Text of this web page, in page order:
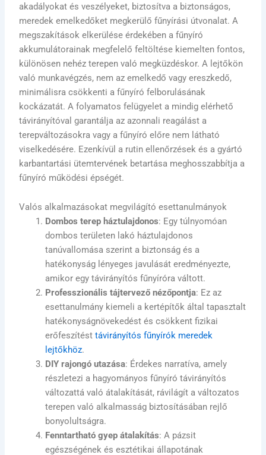
akadályokat és veszélyeket, biztosítva a biztonságos,
meredek emelkedőket megkerülő fűnyírási útvonalat. A
megszakítások elkerülése érdekében a fűnyíró
akkumulátorainak megfelelő feltöltése kiemelten fontos,
különösen nehéz terepen való megküzdéskor. A lejtőkön
való munkavégzés, nem az emelkedő vagy ereszkedő,
minimálisra csökkenti a fűnyíró felborulásának
kockázatát. A folyamatos felügyelet a mindig elérhető
távirányítóval garantálja az azonnali reagálást a
terepváltozásokra vagy a fűnyíró előre nem látható
viselkedésére. Ezenkívül a rutin ellenőrzések és a gyártó
karbantartási ütemtervének betartása meghosszabbítja a
fűnyíró működési épségét.
Valós alkalmazásokat megvilágító esettanulmányok
Dombos terep háztulajdonos: Egy túlnyomóan
dombos területen lakó háztulajdonos
tanúvallomása szerint a biztonság és a
hatékonyság lényeges javulását eredményezte,
amikor egy távirányítós fűnyíróra váltott.
Professzionális tájtervező nézőpontja: Ez az
esettanulmány kiemeli a kertépítők által tapasztalt
hatékonyságnövekedést és csökkent fizikai
erőfeszítésttávirányítós fűnyírók meredek
lejtőkhöz.
DIY rajongó utazása: Érdekes narratíva, amely
részletezi a hagyományos fűnyíró távirányítós
változattá való átalakítását, rávilágít a változatos
terepen való alkalmasság biztosításában rejlő
bonyolultságra.
Fenntartható gyep átalakítás: A pázsit
egészségének és esztétikai állapotának